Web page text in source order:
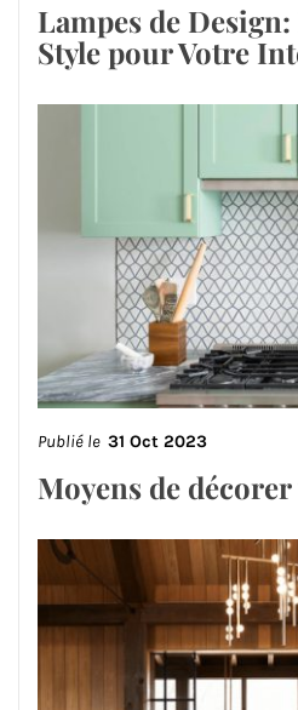
Lampes de
Style pour Votre
Publié le 31 Oct 2023
Moyens de